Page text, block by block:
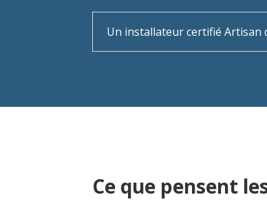
Un installateur certifié Artisan
Ce que pensent